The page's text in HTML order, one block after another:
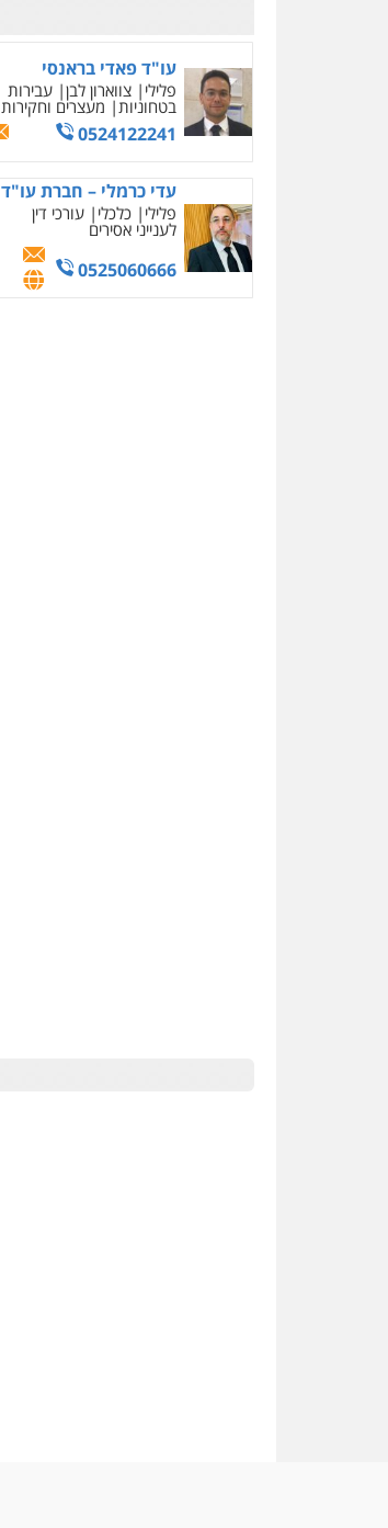
עו"ד פאדי בראנסי
פלילי צווארון לבן עבירות
בטחוניות מעצרים וחקירות
0524122241
עדי כרמלי – חברת עו"ד
פלילי כלכלי עורכי דין
לענייני אסירים
0525060666